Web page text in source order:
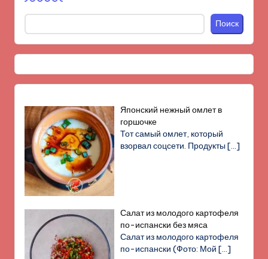
Поиск
Японский нежный омлет в
горшочке
Тот самый омлет, который
взорвал соцсети. Продукты[…]
Салат из молодого картофеля
по-испански без мяса
Салат из молодого картофеля
по-испански (Фото: Мой[…]